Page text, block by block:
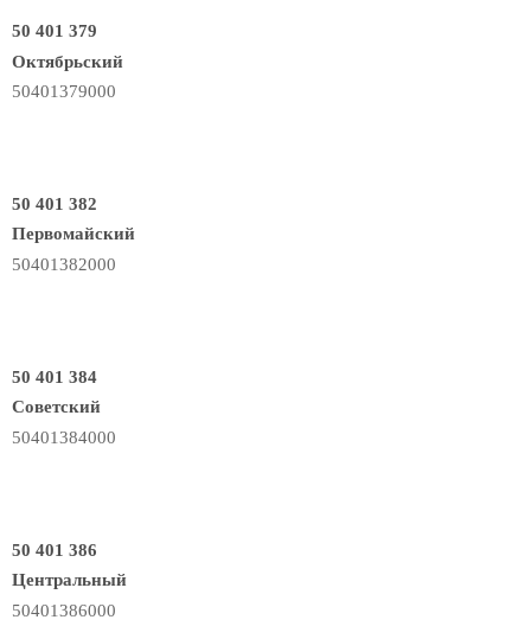
50 401 379
Октябрьский
50401379000
50 401 382
Первомайский
50401382000
50 401 384
Советский
50401384000
50 401 386
Центральный
50401386000